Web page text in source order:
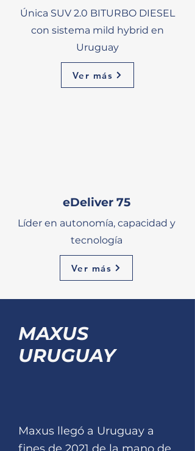
Única SUV 2.0 BITURBO DIESEL
con sistema mild hybrid en
Uruguay
Ver más
eDeliver 75
Líder en autonomía, capacidad y
tecnología
Ver más
MAXUS
URUGUAY
Maxus llegó a Uruguay a